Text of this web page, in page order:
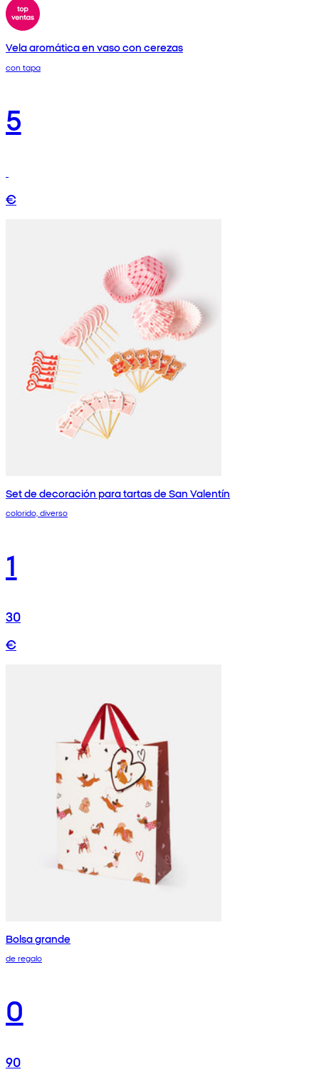
Vela aromática en vaso con cerezas
con tapa
5
€
Set de decoración para tartas de San Valentín
colorido, diverso
1
30
€
Bolsa grande
de regalo
0
90